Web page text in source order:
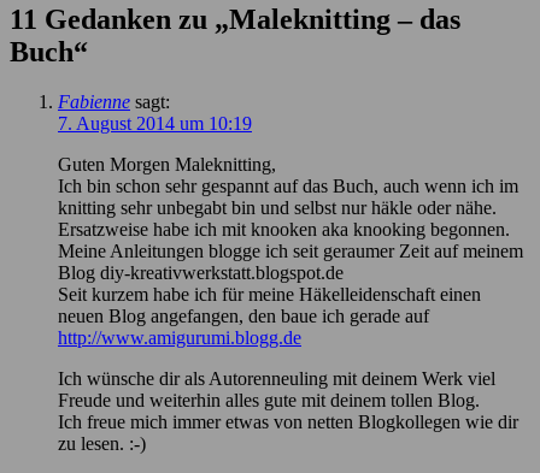
11 Gedanken zu „Maleknitting – das
Buch“
Fabienne sagt:
7. August 2014 um 10:19
Guten Morgen Maleknitting,
Ich bin schon sehr gespannt auf das Buch, auch wenn ich im
knitting sehr unbegabt bin und selbst nur häkle oder nähe.
Ersatzweise habe ich mit knooken aka knooking begonnen.
Meine Anleitungen blogge ich seit geraumer Zeit auf meinem
Blog diy-kreativwerkstatt.blogspot.de
Seit kurzem habe ich für meine Häkelleidenschaft einen
neuen Blog angefangen, den baue ich gerade auf
http://www.amigurumi.blogg.de
Ich wünsche dir als Autorenneuling mit deinem Werk viel
Freude und weiterhin alles gute mit deinem tollen Blog.
Ich freue mich immer etwas von netten Blogkollegen wie dir
zu lesen. :-)